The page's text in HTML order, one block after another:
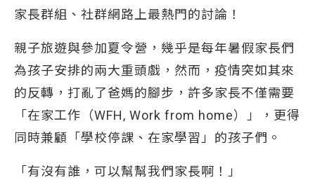
家長群組、社群網路上最熱門的討論！
親子旅遊與參加夏令營，幾乎是每年暑假家長們
為孩子安排的兩大重頭戲，然而，疫情突如其來
的反轉，打亂了爸媽的腳步，許多家長不僅需要
「在家工作（WFH, Work from home）」，更得
同時兼顧「學校停課、在家學習」的孩子們。
「有沒有誰，可以幫幫我們家長啊！」